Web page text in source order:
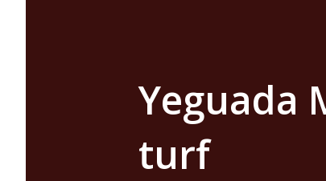
Yeguada
turf